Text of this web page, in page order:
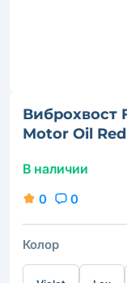
Виброхвост
Motor Oil Red
В наличии
0 0
Колор